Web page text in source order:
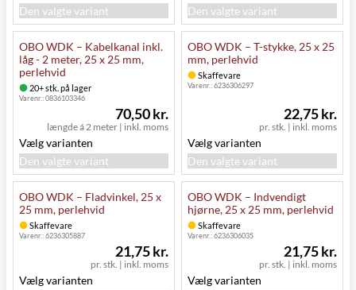
Den valgte variant
Den valgte variant
OBO WDK – Kabelkanal inkl.
låg - 2 meter, 25 x 25 mm,
perlehvid
20+ stk. på lager
Varenr.:0836103346
længde á 2 meter | inkl. moms
70,50 kr.
Vælg varianten
Den valgte variant
OBO WDK – T-stykke, 25 x 25
mm, perlehvid
Skaffevare
Varenr.:6236306297
pr. stk. | inkl. moms
22,75 kr.
Vælg varianten
Den valgte variant
OBO WDK – Fladvinkel, 25 x
25 mm, perlehvid
Skaffevare
Varenr.:6236305887
pr. stk. | inkl. moms
21,75 kr.
Vælg varianten
OBO WDK – Indvendigt
hjørne, 25 x 25 mm, perlehvid
Skaffevare
Varenr.:6236306035
pr. stk. | inkl. moms
21,75 kr.
Vælg varianten